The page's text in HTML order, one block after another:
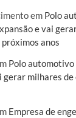
em Polo
e vai
anos
Polo automotivo
milhares de
Empresa de